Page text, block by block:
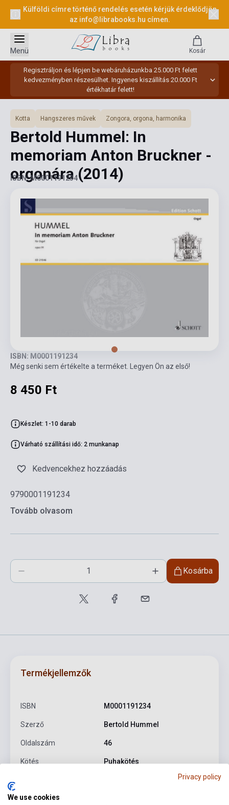
Külföldi címre történő rendelés esetén kérjük érdeklődjön
az info@librabooks.hu címen.
Regisztráljon és lépjen be webáruházunkba 25.000 Ft felett
kedvezményben részesülhet. Ingyenes kiszállítás 20.000 Ft
értékhatár felett!
Menü Kosár
Kotta Hangszeres művek Zongora, orgona, harmonika
Bertold Hummel: In
memoriam Anton Bruckner -
orgonára(2014)
ISBN: M0001191234
ISBN: M0001191234
Még senki sem értékelte a terméket. Legyen Ön az első!
8 450 Ft
Készlet: 1-10 darab
Várható szállítási idő: 2 munkanap
Kedvencekhez hozzáadás
9790001191234
Tovább olvasom
Kosárba
Termékjellemzők
ISBN M0001191234
Szerző Bertold Hummel
Oldalszám 46
Kötés Puhakötés
SCHOTT MUSIC DISTRIBUTION
Kiadási év
Privacy policy
We use cookies